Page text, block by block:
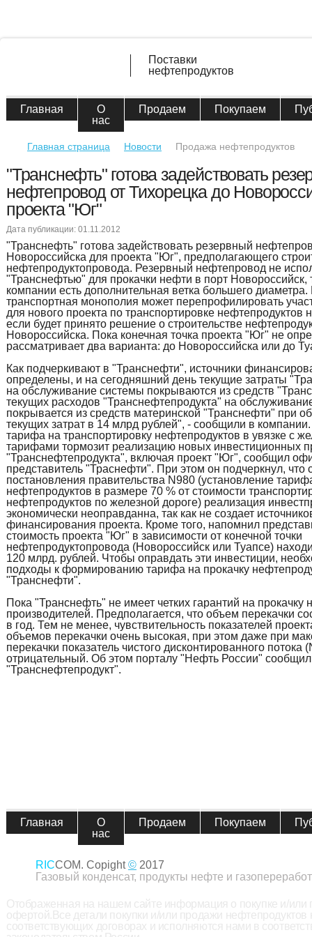
Поставки
нефтепродуктов
Главная
О
нас
Продаем Покупаем
Главная страница Новости Продажа нефтепродуктов
"Транснефть" готова задействовать
нефтепровод от Тихорецка до
проекта "Юг"
Дата публикации: 01.11.2012
"Транснефть" готова задействовать резервный
Новороссийска для проекта "Юг", предполагающего
нефтепродуктопровода. Резервный нефтепровод не
"Транснефтью" для прокачки нефти в порт Новороссийск,
компании есть дополнительная ветка большего диаметра.
транспортная монополия может перепрофилировать
для нового проекта по транспортировке нефтепродуктов
если будет принято решение о строительстве
Новороссийска. Пока конечная точка проекта "Юг" не
рассматривает два варианта: до Новороссийска или до
Как подчеркивают в "Транснефти", источники
определены, и на сегодняшний день текущие затраты
на обслуживание системы покрываются из средств
текущих расходов "Транснефтепродукта" на
покрывается из средств материнской "Транснефти" при
текущих затрат в 14 млрд рублей", - сообщили в
тарифа на транспортировку нефтепродуктов в увязке с
тарифами тормозит реализацию новых инвестиционных
"Транснефтепродукта", включая проект "Юг", сообщил
представитель "Траснефти". При этом он подчеркнул, что
постановления правительства N980 (установление
нефтепродуктов в размере 70 % от стоимости
нефтепродуктов по железной дороге) реализация
экономически неоправданна, так как не создает
финансирования проекта. Кроме того, напомнил
стоимость проекта "Юг" в зависимости от конечной точки
нефтепродуктопровода (Новороссийск или Туапсе)
120 млрд. рублей. Чтобы оправдать эти инвестиции,
подходы к формированию тарифа на прокачку
"Транснефти".
Пока "Транснефть" не имеет четких гарантий на прокачку
производителей. Предполагается, что объем перекачки
в год. Тем не менее, чувствительность показателей
объемов перекачки очень высокая, при этом даже при
перекачки показатель чистого дисконтированного потока
отрицательный. Об этом порталу "Нефть России"
"Транснефтепродукт".
Главная
О
нас
Продаем Покупаем
RICCOM. Copight© 2017
Газовый конденсат, продукты нефте и